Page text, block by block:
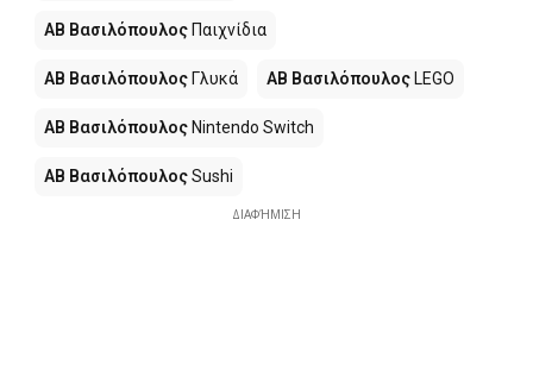
ΑΒ Βασιλόπουλος Παιχνίδια
ΑΒ Βασιλόπουλος Γλυκά ΑΒ Βασιλόπουλος LEGO
ΑΒ Βασιλόπουλος Nintendo Switch
ΑΒ ΒασιλόπουλοςSushi
ΔΙΑΦΉΜΙΣΗ